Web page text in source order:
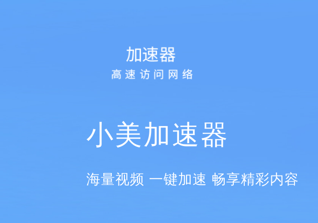
小美加速器
海量视频 一键加速 畅享精彩内容